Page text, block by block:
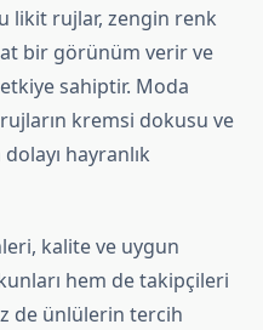
likit rujlar, zengin renk
bir görünüm verir ve
sahiptir. Moda
kremsi dokusu ve
hayranlık
kalite ve uygun
hem de takipçileri
de ünlülerin tercih